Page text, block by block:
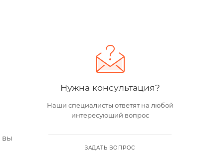
вы
Нужна консультация?
Наши специалисты ответят на любой
интересующий вопрос
ЗАДАТЬ ВОПРОС